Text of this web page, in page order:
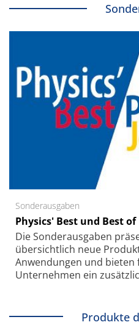
Sonderausgaben
Physics' Best und Best of
Die Sonder­ausgaben
übersichtlich neue
Anwendungen und bieten
Unternehmen ein
Produkte